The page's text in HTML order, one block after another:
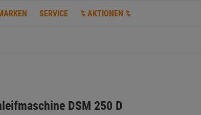
SERVICE % AKTIONEN %
DSM 250 D